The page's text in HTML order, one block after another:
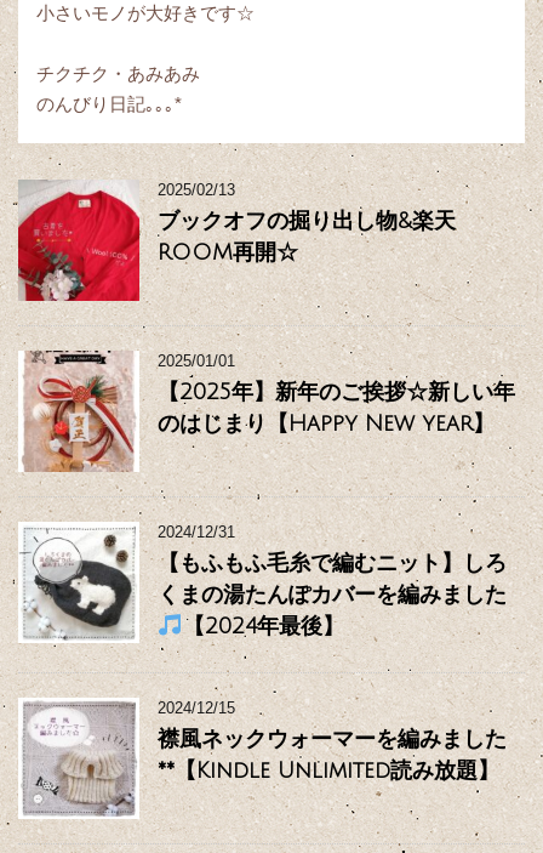
小さいモノが大好きです☆
チクチク・あみあみ
のんびり日記｡｡｡*
2025/02/13
ブックオフの掘り出し物&楽天
ROOM再開☆
2025/01/01
【2025年】新年のご挨拶☆新しい年
のはじまり【Happy New year】
2024/12/31
【もふもふ毛糸で編むニット】しろ
くまの湯たんぽカバーを編みました
【2024年最後】
2024/12/15
襟風ネックウォーマーを編みました
**【Kindle Unlimited読み放題】